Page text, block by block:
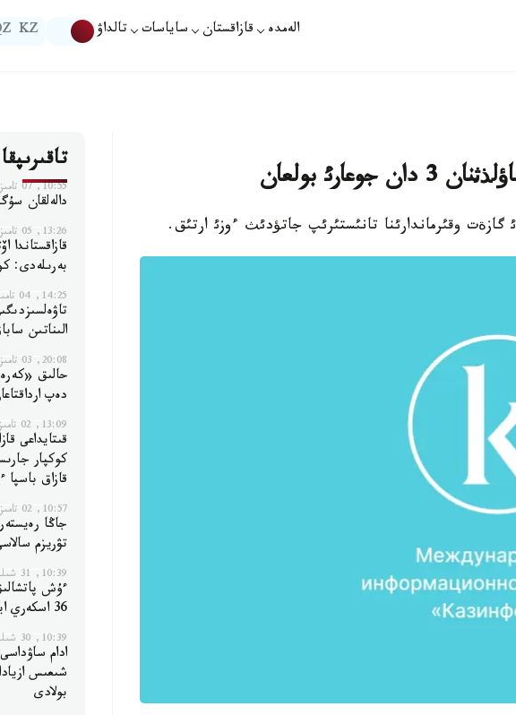
الەمدە قازاقستان ساياسات تالداۋ KZ
بولعان
وقئرماندارئنا تانئستئرئپ جاتؤدئث ءوزئ ارتئق.
10:55, 07 تامىز 2026
دالەلقان
13:26, 05 تامىز 2026
قازاقستاندا
بەرىلەدى:
14:25, 04 تامىز 2026
الىناتىن
20:08, 03 تامىز 2026
حالىق
دەپ
13:09, 02 تامىز 2026
قىتايداعى
كوكپار
قازاق
10:57, 02 تامىز 2026
جاڭا
تۋريزم
10:39, 31 شىلدە 2026
ءۇش
36 اسكەري ايلاسى
10:39, 30 شىلدە 2026
ادام
شىعىس
بولادى